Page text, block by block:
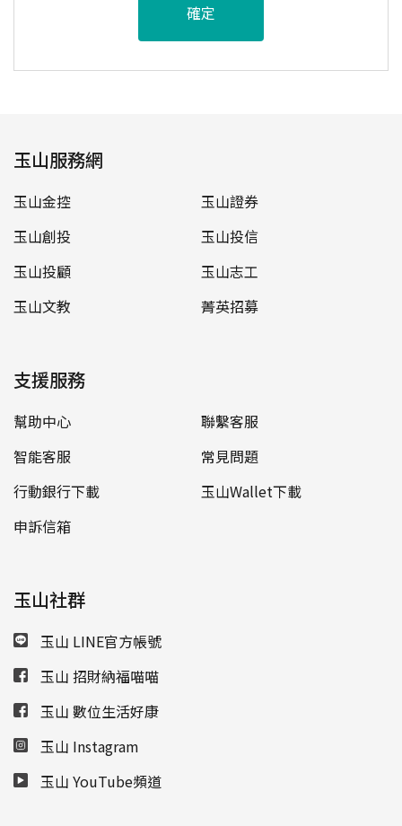
確定
玉山服務網
玉山金控
玉山證券
玉山創投
玉山投信
玉山投顧
玉山志工
玉山文教
菁英招募
支援服務
幫助中心
聯繫客服
智能客服
常見問題
行動銀行下載
玉山Wallet下載
申訴信箱
玉山社群
玉山 LINE官方帳號
玉山 招財納福喵喵
玉山 數位生活好康
玉山 Instagram
玉山 YouTube頻道